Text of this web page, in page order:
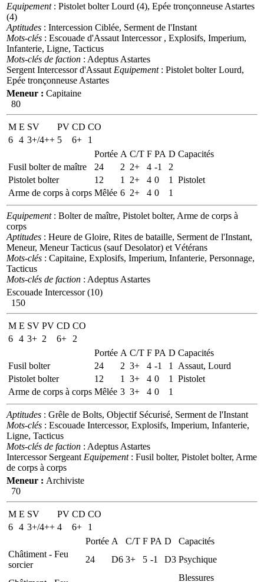
Equipement: Pistolet bolter Lourd (4), Epée tronçonneuse Astartes
(4)
Aptitudes : Intercession Ciblée, Serment de l'Instant
Mots-clés : Escouade d'Assaut Intercessor , Explosifs, Imperium,
Infanterie, Ligne, Tacticus
Mots-clés de faction : Adeptus Astartes
Sergent Intercessor d'Assaut Equipement: Pistolet bolter Lourd,
Epée tronçonneuse Astartes
Meneur : Capitaine
80
M E SV PV CD CO
6 4 3+/4++ 5 6+
1
Portée A C/T F PA D Capacités
Fusil bolter de maître
24 2 2+ 4 -1
2
Pistolet bolter
12 1 2+ 4 0 1
Pistolet
Arme de corps à corps Mêlée 6 2+ 4 0 1
Equipement: Bolter de maître, Pistolet bolter, Arme de corps à
corps
Aptitudes : Heure de Gloire, Rites de bataille, Serment de l'Instant,
Meneur, Meneur Tacticus (sauf Desolator) et Vétérans
Mots-clés : Capitaine, Explosifs, Imperium, Infanterie, Personnage,
Tacticus
Mots-clés de faction : Adeptus Astartes
Escouade Intercessor (10)
150
M E SV PV CD CO
6 4 3+ 2 6+
2
Portée A C/T F PA D Capacités
Fusil bolter
24 2 3+ 4 -1 1
Assaut, Lourd
Pistolet bolter
12 1 3+ 4 0 1
Pistolet
Arme de corps à corps Mêlée 3 3+ 4 0 1
Aptitudes : Grêle de Bolts, Objectif Sécurisé, Serment de l'Instant
Mots-clés : Escouade Intercessor, Explosifs, Imperium, Infanterie,
Ligne, Tacticus
Mots-clés de faction : Adeptus Astartes
Intercessor Sergeant Equipement: Fusil bolter, Pistolet bolter, Arme
de corps à corps
Meneur : Archiviste
70
M E SV PV CD CO
6 4 3+/4++ 4 6+
1
Portée A C/T F PA D
Capacités
Châtiment - Feu
sorcier
24 D6 3+ 5 -1 D3 Psychique
Blessures